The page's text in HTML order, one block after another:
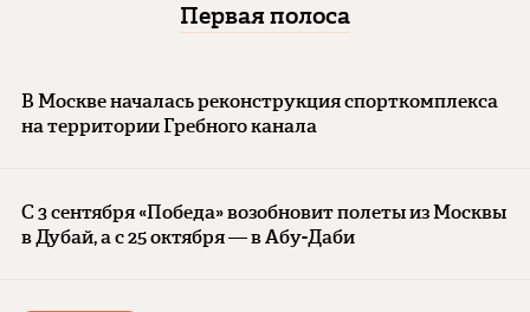
Первая полоса
В Москве началась реконструкция спорткомплекса
на территории Гребного канала
С 3 сентября «Победа» возобновит полеты из Москвы
в Дубай, а с 25 октября — в Абу-Даби